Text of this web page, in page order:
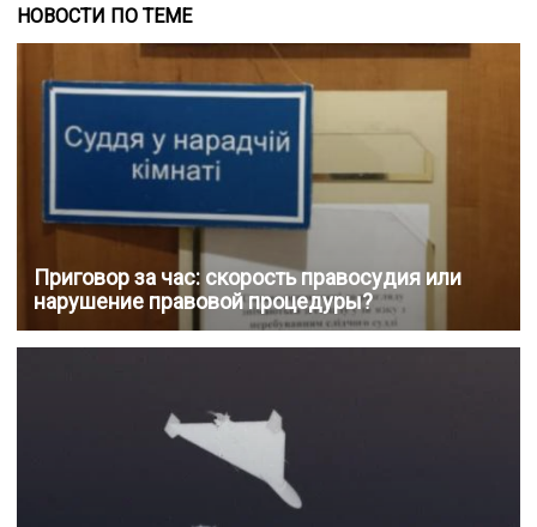
НОВОСТИ ПО ТЕМЕ
Приговор за час: скорость правосудия или
нарушение правовой процедуры?